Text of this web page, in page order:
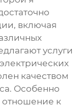
включая
услуги
качеством
Особенно
отношение к